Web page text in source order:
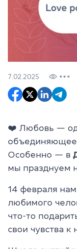
7.02.2025
❤️ Любовь —
объединяющее
Особенно — в
мы празднуем
14 февраля
любимого
что-то
свои чувства к